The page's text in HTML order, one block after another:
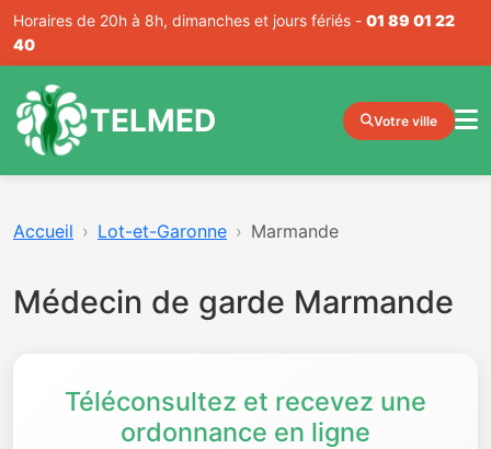
Horaires de 20h à 8h, dimanches et jours fériés - 01 89 01 22
40
TELMED Votre ville
Accueil Lot-et-Garonne Marmande
Médecin de garde Marmande
Téléconsultez et recevez une
ordonnance en ligne